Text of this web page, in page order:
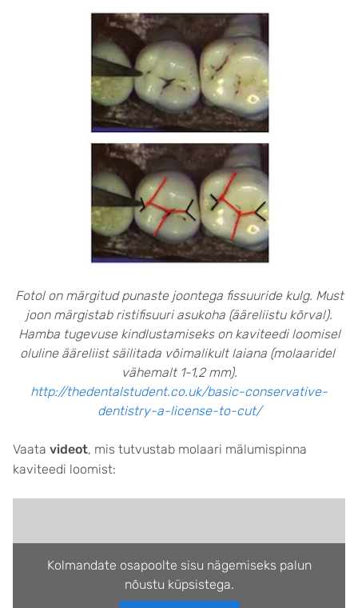
Fotol on märgitud punaste joontega fissuuride kulg. Must
joon märgistab ristifisuuri asukoha (ääreliistu kõrval).
Hamba tugevuse kindlustamiseks on kaviteedi loomisel
oluline ääreliist säilitada võimalikult laiana (molaaridel
vähemalt 1-1,2 mm).
http://thedentalstudent.co.uk/basic-conservative-
dentistry-a-license-to-cut/
Vaata videot, mis tutvustab molaari mälumispinna
kaviteedi loomist:
Kolmandate osapoolte sisu nägemiseks palun
nõustu küpsistega.